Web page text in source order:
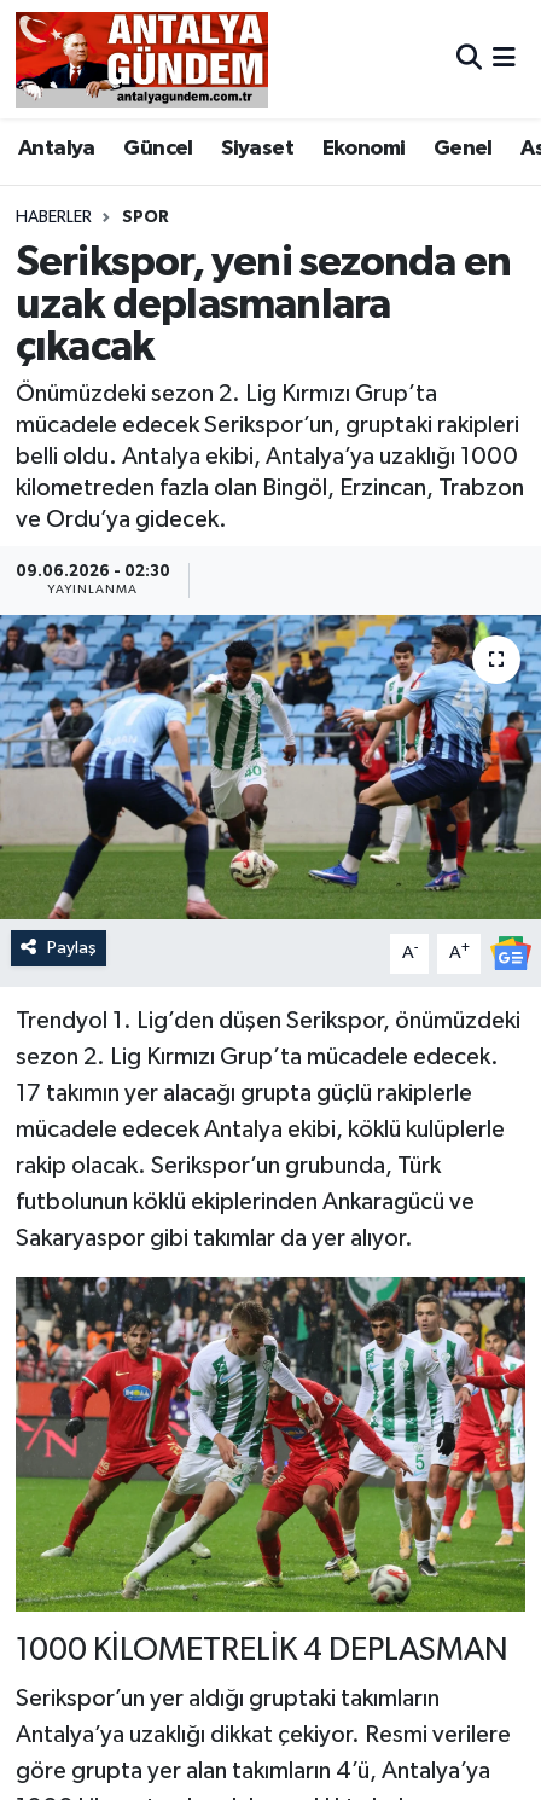
Antalya Güncel Siyaset Ekonomi Genel
HABERLER SPOR
Serikspor, yeni sezonda en
uzak deplasmanlara
çıkacak
Önümüzdeki sezon 2. Lig Kırmızı Grup’ta
mücadele edecek Serikspor’un, gruptaki rakipleri
belli oldu. Antalya ekibi, Antalya’ya uzaklığı 1000
kilometreden fazla olan Bingöl, Erzincan, Trabzon
ve Ordu’ya gidecek.
09.06.2026 - 02:30
YAYINLANMA
Paylaş A- A+
Trendyol 1. Lig’den düşen Serikspor, önümüzdeki
sezon 2. Lig Kırmızı Grup’ta mücadele edecek.
17 takımın yer alacağı grupta güçlü rakiplerle
mücadele edecek Antalya ekibi, köklü kulüplerle
rakip olacak. Serikspor’un grubunda, Türk
futbolunun köklü ekiplerinden Ankaragücü ve
Sakaryaspor gibi takımlar da yer alıyor.
1000 KİLOMETRELİK 4 DEPLASMAN
Serikspor’un yer aldığı gruptaki takımların
Antalya’ya uzaklığı dikkat çekiyor. Resmi verilere
göre grupta yer alan takımların 4’ü, Antalya’ya
Antalya
Asayiş
Bilim & Teknoloji
Bölge
EĞİTİM
Ekonomi
Genel
Görüntülü Haber
Güncel
Kültür & Sanat
Magazin
Resmi İlan
Sağlık & Yaşam
Siyaset
Spor
Antalya Nöbetçi Eczaneler
Antalya Hava Durumu
Antalya Namaz Vakitleri
Antalya Trafik Yoğunluk Haritası
Süper Lig Puan Durumu ve Fikstür
Tüm Manşetler
Son Dakika Haberleri
Haber Arşivi